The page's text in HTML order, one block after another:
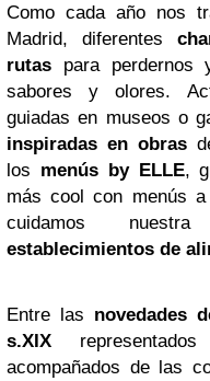
Como cada año nos
Madrid, diferentes
rutas para perdernos
sabores y olores.
guiadas en museos o
inspiradas en obras
los menús by ELLE,
más cool con menús
cuidamos
establecimientos de
Entre las novedades
s.XIX
acompañados de las